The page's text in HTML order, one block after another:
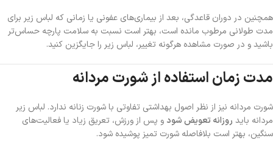
همچنین در دوران قاعدگی، بعد از بیماری‌های عفونی یا زمانی که لباس زیر برای
مدت طولانی مرطوب مانده است، بهتر است نسبت به سلامت پارچه حساس‌تر
باشید و در صورت مشاهده هرگونه تغییر، لباس زیر را جایگزین کنید.
مدت زمان استفاده از شورت مردانه
شورت مردانه نیز از نظر اصول بهداشتی تفاوتی با شورت زنانه ندارد. لباس زیر
مردانه باید روزانه تعویض شود و پس از ورزش، تعریق زیاد یا فعالیت‌های
سنگین، بهتر است بلافاصله شورت تمیز پوشیده شود.